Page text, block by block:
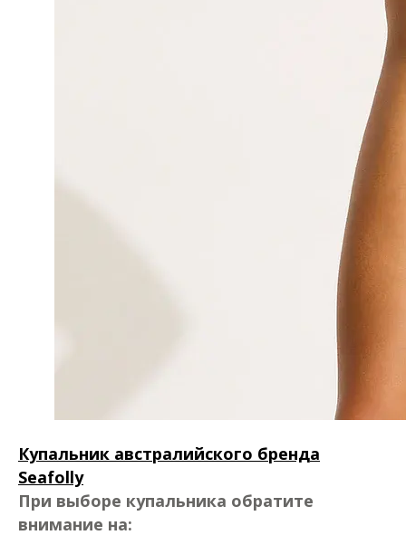
Купальник австралийского бренда
Seafolly
При выборе купальника обратите
внимание на: